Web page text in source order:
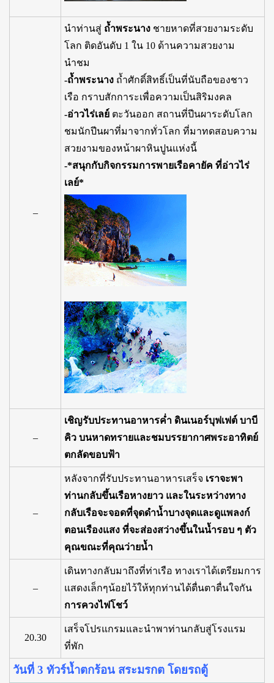
–
นำท่านสู่ ถ้ำพระนาง ชายหาดที่สวยงามระดับ
โลก ติดอันดับ 1 ใน 10 ด้านความสวยงาม
นำชม
-ถ้ำพระนาง ถ้ำศักดิ์สิทธิ์เป็นที่นับถือของชาว
เรือ กราบสักการะเพื่อความเป็นสิริมงคล
-อ่าวไร่เลย์ ตะวันออก สถานที่ปีนผาระดับโลก
ชมนักปีนผาที่มาจากทั่วโลก ที่มาทดสอบความ
สวยงามของหน้าผาหินปูนแห่งนี้
-*สนุกกับกิจกรรมการพายเรือคายัค ที่อ่าวไร่
เลย์*
–
เชิญรับประทานอาหารค่ำ ดินเนอร์บุฟเฟต์ บาบี
คิว บนหาดทรายและชมบรรยากาศพระอาทิตย์
ตกลัดขอบฟ้า
–
หลังจากที่รับประทานอาหารเสร็จ เราจะพา
ท่านกลับขึ้นเรือหางยาว และในระหว่างทาง
กลับเรือจะจอดที่จุดดำน้ำบางจุดและดูแพลงก์
ตอนเรืองแสง ที่จะส่องสว่างขึ้นในน้ำรอบ ๆ ตัว
คุณขณะที่คุณว่ายน้ำ
–
เดินทางกลับมาถึงที่ท่าเรือ ทางเราได้เตรียมการ
แสดงเล็กๆน้อยไว้ให้ทุกท่านได้ตื่นตาตื่นใจกัน
การควงไฟโชว์
20.30
เสร็จโปรแกรมและนำพาท่านกลับสู่โรงแรม
ที่พัก
วันที่ 3 ทัวร์น้ำตกร้อน สระมรกต โดยรถตู้